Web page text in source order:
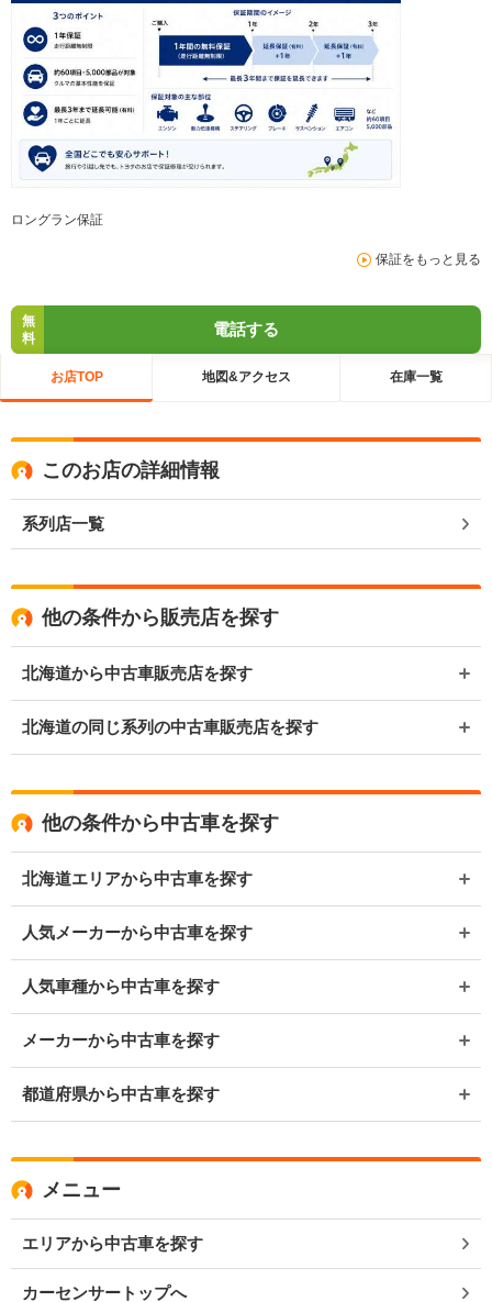
ロングラン保証
保証をもっと見る
無
料
電話する
お店TOP 地図&アクセス 在庫一覧
このお店の詳細情報
系列店一覧
他の条件から販売店を探す
北海道から中古車販売店を探す
北海道の同じ系列の中古車販売店を探す
他の条件から中古車を探す
北海道エリアから中古車を探す
人気メーカーから中古車を探す
人気車種から中古車を探す
メーカーから中古車を探す
都道府県から中古車を探す
メニュー
エリアから中古車を探す
カーセンサートップへ